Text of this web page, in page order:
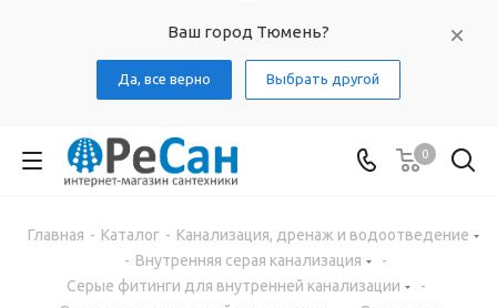
Ваш город Тюмень?
Да, все верно Выбрать другой
0
Главная - Каталог - Канализация, дренаж и водоотведение
- Внутренняя серая канализация
-
Серые фитинги для внутренней канализации
-